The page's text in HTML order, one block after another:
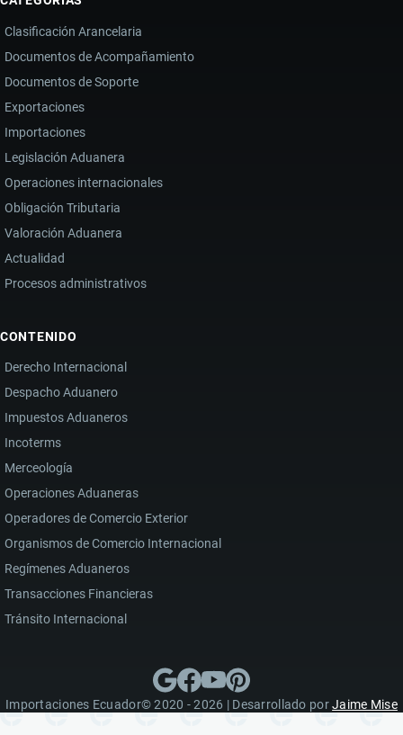
Clasificación Arancelaria
Documentos de Acompañamiento
Documentos de Soporte
Exportaciones
Importaciones
Legislación Aduanera
Operaciones internacionales
Obligación Tributaria
Valoración Aduanera
Actualidad
Procesos administrativos
CONTENIDO
Derecho Internacional
Despacho Aduanero
Impuestos Aduaneros
Incoterms
Merceología
Operaciones Aduaneras
Operadores de Comercio Exterior
Organismos de Comercio Internacional
Regímenes Aduaneros
Transacciones Financieras
Tránsito Internacional
Importaciones Ecuador© 2020 - 2026 | Desarrollado porJaime Mise